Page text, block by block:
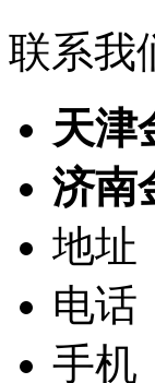
联系我
天津
济南
地址
电话
手机